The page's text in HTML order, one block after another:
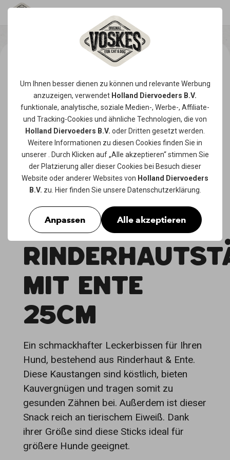
Um Ihnen besser dienen zu können und relevante Werbung
anzuzeigen, verwendet Holland Diervoeders B.V.
funktionale, analytische, soziale Medien-, Werbe-, Affiliate-
und Tracking-Cookies und ähnliche Technologien, die von
Holland Diervoeders B.V. oder Dritten gesetzt werden.
Weitere Informationen zu diesen Cookies finden Sie in
unserer
. Durch Klicken auf „Alle akzeptieren“ stimmen Sie
der Platzierung aller dieser Cookies bei Besuch dieser
Website oder anderer Websites von Holland Diervoeders
B.V. zu. Hier finden Sie unsere Datenschutzerklärung
Anpassen Alle akzeptieren
MIT ENTE
25CM
Ein schmackhafter Leckerbissen für Ihren
Hund, bestehend aus Rinderhaut & Ente.
Diese Kaustangen sind köstlich, bieten
Kauvergnügen und tragen somit zu
gesunden Zähnen bei. Außerdem ist dieser
Snack reich an tierischem Eiweiß. Dank
ihrer Größe sind diese Sticks ideal für
größere Hunde geeignet.